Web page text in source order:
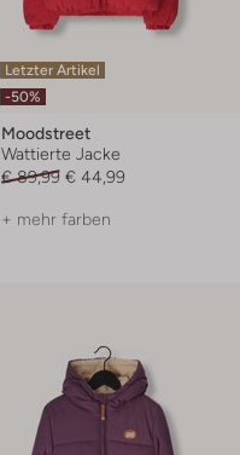
Letzter Artikel
-50%
Moodstreet
Wattierte Jacke
€ 89,99 € 44,99
+ mehr farben